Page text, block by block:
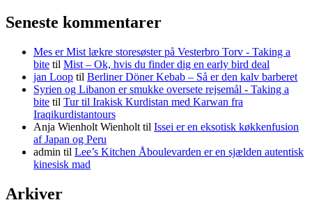
Seneste kommentarer
Mes er Mist lækre storesøster på Vesterbro Torv - Taking a
bite til Mist – Ok, hvis du finder dig en early bird deal
jan Loop til Berliner Döner Kebab – Så er den kalv barberet
Syrien og Libanon er smukke oversete rejsemål - Taking a
bite til Tur til Irakisk Kurdistan med Karwan fra
Iraqikurdistantours
Anja Wienholt Wienholt til Issei er en eksotisk køkkenfusion
af Japan og Peru
admin til Lee’s Kitchen Åboulevarden er en sjælden autentisk
kinesisk mad
Arkiver